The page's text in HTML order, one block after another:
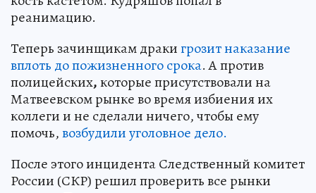
реанимацию.
Теперь зачинщикам дракигрозит наказание
вплоть до пожизненного срока. А против
полицейских,которые присутствовали на
Матвеевском рынке во время избиения их
коллеги и не сделали ничего, чтобы ему
помочь,возбудили уголовное дело.
После этого инцидента Следственный комитет
России (СКР) решил проверить все рынки